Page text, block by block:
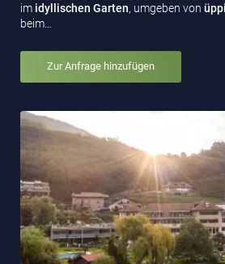
im idyllischen Garten, umgeben von
beim…
Zur Anfrage hinzufügen